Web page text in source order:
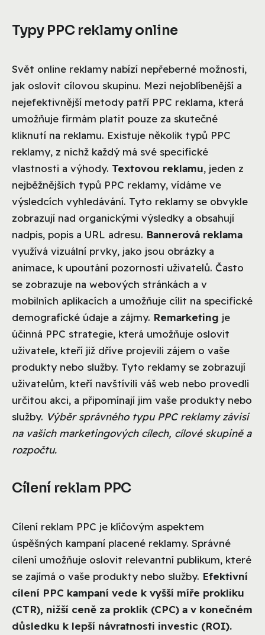
Typy PPC reklamy online
Svět online reklamy nabízí nepřeberné možnosti,
jak oslovit cílovou skupinu. Mezi nejoblíbenější a
nejefektivnější metody patří PPC reklama, která
umožňuje firmám platit pouze za skutečné
kliknutí na reklamu. Existuje několik typů PPC
reklamy, z nichž každý má své specifické
vlastnosti a výhody. Textovou reklamu, jeden z
nejběžnějších typů PPC reklamy, vídáme ve
výsledcích vyhledávání. Tyto reklamy se obvykle
zobrazují nad organickými výsledky a obsahují
nadpis, popis a URL adresu. Bannerová reklama
využívá vizuální prvky, jako jsou obrázky a
animace, k upoutání pozornosti uživatelů. Často
se zobrazuje na webových stránkách a v
mobilních aplikacích a umožňuje cílit na specifické
demografické údaje a zájmy. Remarketing je
účinná PPC strategie, která umožňuje oslovit
uživatele, kteří již dříve projevili zájem o vaše
produkty nebo služby. Tyto reklamy se zobrazují
uživatelům, kteří navštívili váš web nebo provedli
určitou akci, a připomínají jim vaše produkty nebo
služby. Výběr správného typu PPC reklamy závisí
na vašich marketingových cílech, cílové skupině a
rozpočtu.
Cílení reklam PPC
Cílení reklam PPC je klíčovým aspektem
úspěšných kampaní placené reklamy. Správné
cílení umožňuje oslovit relevantní publikum, které
se zajímá o vaše produkty nebo služby. Efektivní
cílení PPC kampaní vede k vyšší míře prokliku
(CTR), nižší ceně za proklik (CPC) a v konečném
důsledku k lepší návratnosti investic (ROI).